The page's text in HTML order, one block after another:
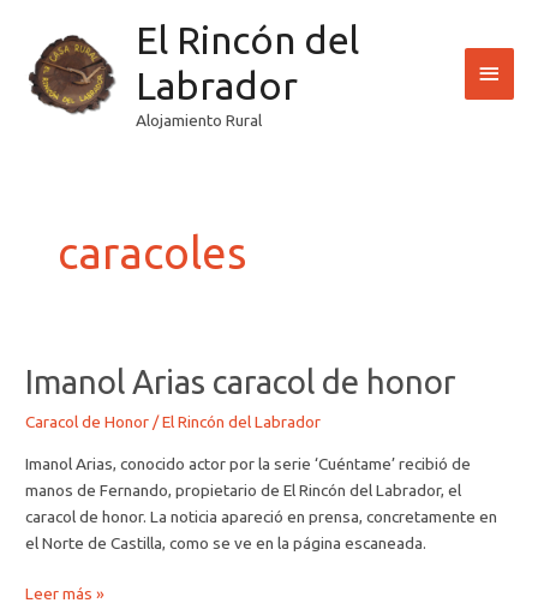
contenido
El Rincón del
Labrador
Alojamiento Rural
caracoles
Imanol Arias caracol de honor
Caracol de Honor /El Rincón del Labrador
Imanol Arias, conocido actor por la serie ‘Cuéntame’ recibió de
manos de Fernando, propietario de El Rincón del Labrador, el
caracol de honor. La noticia apareció en prensa, concretamente en
el Norte de Castilla, como se ve en la página escaneada.
Imanol
Arias
caracol
Leer más »